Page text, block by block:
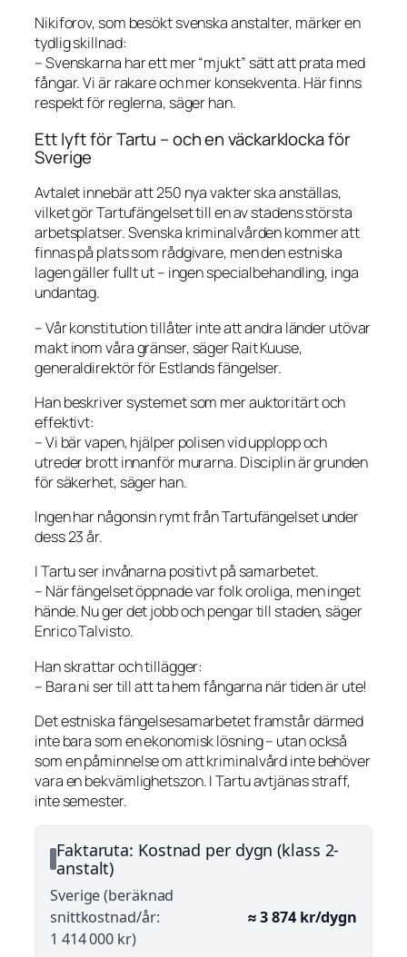
Nikiforov, som besökt svenska anstalter, märker en
tydlig skillnad:
– Svenskarna har ett mer “mjukt” sätt att prata med
fångar. Vi är rakare och mer konsekventa. Här finns
respekt för reglerna, säger han.
Ett lyft för Tartu – och en väckarklocka för
Sverige
Avtalet innebär att 250 nya vakter ska anställas,
vilket gör Tartufängelset till en av stadens största
arbetsplatser. Svenska kriminalvården kommer att
finnas på plats som rådgivare, men den estniska
lagen gäller fullt ut – ingen specialbehandling, inga
undantag.
– Vår konstitution tillåter inte att andra länder utövar
makt inom våra gränser, säger Rait Kuuse,
generaldirektör för Estlands fängelser.
Han beskriver systemet som mer auktoritärt och
effektivt:
– Vi bär vapen, hjälper polisen vid upplopp och
utreder brott innanför murarna. Disciplin är grunden
för säkerhet, säger han.
Ingen har någonsin rymt från Tartufängelset under
dess 23 år.
I Tartu ser invånarna positivt på samarbetet.
– När fängelset öppnade var folk oroliga, men inget
hände. Nu ger det jobb och pengar till staden, säger
Enrico Talvisto.
Han skrattar och tillägger:
– Bara ni ser till att ta hem fångarna när tiden är ute!
Det estniska fängelsesamarbetet framstår därmed
inte bara som en ekonomisk lösning – utan också
som en påminnelse om att kriminalvård inte behöver
vara en bekvämlighetszon. I Tartu avtjänas straff,
inte semester.
Faktaruta: Kostnad per dygn (klass 2-
anstalt)
Sverige (beräknad
snittkostnad/år:
1 414 000 kr)
≈ 3 874 kr/dygn